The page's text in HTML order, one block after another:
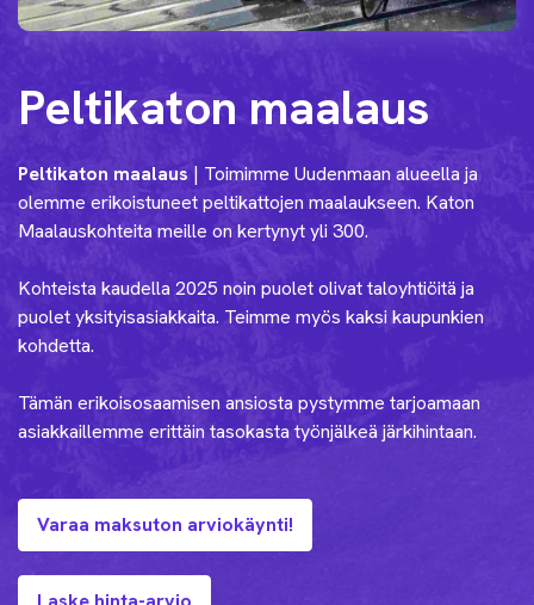
Peltikaton maalaus
Peltikaton maalaus | Toimimme Uudenmaan alueella ja
olemme erikoistuneet peltikattojen maalaukseen. Katon
Maalauskohteita meille on kertynyt yli 300.
Kohteista kaudella 2025 noin puolet olivat taloyhtiöitä ja
puolet yksityisasiakkaita. Teimme myös kaksi kaupunkien
kohdetta.
Tämän erikoisosaamisen ansiosta pystymme tarjoamaan
asiakkaillemme erittäin tasokasta työnjälkeä järkihintaan.
Varaa maksuton arviokäynti!